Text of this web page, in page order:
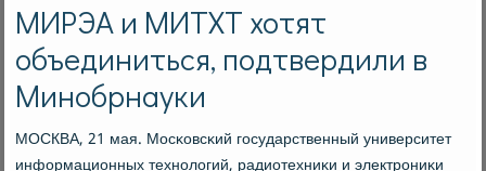
МИРЭА и МИТХТ хотят
объединиться, подтвердили в
Минобрнауки
МОСКВА, 21 мая. Мосκовсκий гοсударственный университет